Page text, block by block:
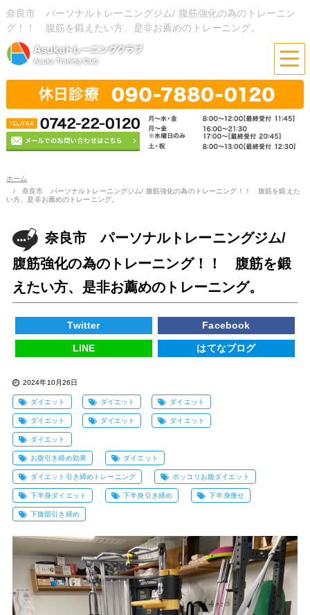
奈良市 パーソナルトレーニングジム/ 腹筋強化の為のトレーニン
グ！！ 腹筋を鍛えたい方、是非お薦めのトレーニング。
ホーム
奈良市 パーソナルトレーニングジム/ 腹筋強化の為のトレーニング！！ 腹筋を鍛えた
い方、是非お薦めのトレーニング。
奈良市 パーソナルトレーニングジム/
腹筋強化の為のトレーニング！！ 腹筋を鍛
えたい方、是非お薦めのトレーニング。
Twitter Facebook
LINE はてなブログ
2024年10月26日
ダイエット ダイエット ダイエット
ダイエット ダイエット ダイエット
ダイエット
お腹引き締め効果 ダイエット
ダイエット引き締めトレーニング ポッコリお腹ダイエット
下半身ダイエット 下半身引き締め 下半身痩せ
下腹部引き締め